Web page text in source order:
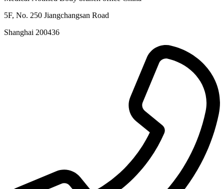
5F, No. 250 Jiangchangsan Road
Shanghai 200436